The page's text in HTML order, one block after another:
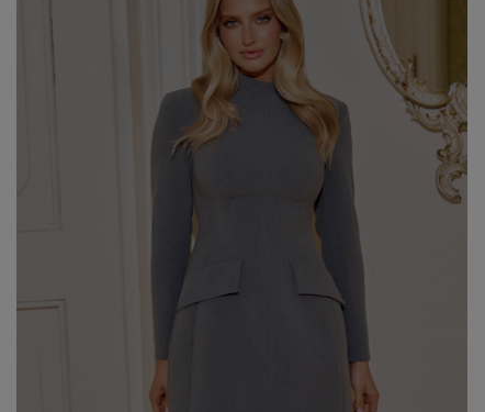
NEW YEAR'S EVE
VALENTINE'S DAY
ELEGANT
EVENING
PARTY
CASUAL
JEANS
COCTAIL
BOHO
LACE
FLARED
FORMAL
ASYMMETRICAL
KNITTED
WITH SEQUINS
DISCOVER WHAT'S NEW